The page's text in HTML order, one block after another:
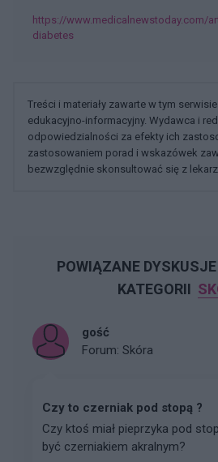
https://www.medicalnewstoday.com/
diabetes
Treści i materiały zawarte w tym
edukacyjno-informacyjny. Wydawca i
odpowiedzialności za efekty ich
zastosowaniem porad i wskazówek
bezwzględnie skonsultować się z
POWIĄZANE
KATEGORII
gość
Forum: Skóra
Czy to czerniak pod stopą ?
Czy ktoś miał pieprzyka pod
być czerniakiem akralnym?